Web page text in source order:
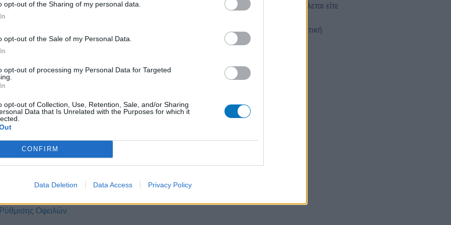
opt-out of the Sharing of my personal data.
opt-out of the Sale of my Personal Data.
opt-out of processing my Personal Data for Targeted
opt-out of Collection, Use, Retention, Sale, and/or Sharing
Data that Is Unrelated with the Purposes for which it
CONFIRM
Data Deletion Data Access Privacy Policy
της οικονομικής του κατάστασης σε ποσοστό 20%. Η επιδείνωση μπορεί να οφείλεται είτε
αύξηση των δαπανών.
και να σας βοηθήσουμε να καταλάβετε εάν μπορείτε να υπαχθείτε στην εξωδικαστική
άμυνας
οφειλών
“Ευάλωτοι Οφειλέτες”;
Κήρυξη Πτώχευσης
Βεβαίωση Οικονομικά Ασθενέστερου Οφειλέτη
Οφειλών